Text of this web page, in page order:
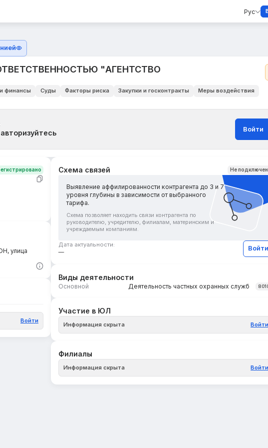
Рус
"АГЕНТСТВО
финансы Суды Факторы риска Закупки и госконтракты
Меры воздействия
Войти
улица
Войти
Схема связей Не
Выявление аффилированности контрагента до 3 и 7
уровня глубины в зависимости от выбранного
тарифа.
Схема позволяет находить связи контрагента по
руководителю, учредителю, филиалам, материнским и
учреждаемым компаниям.
Дата актуальности:
—
Войти
Виды деятельности
Основной Деятельность частных охранных служб
Участие в ЮЛ
Информация скрыта Войти
Филиалы
Информация скрыта Войти